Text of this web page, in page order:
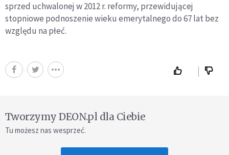
sprzed uchwalonej w 2012 r. reformy, przewidującej
stopniowe podnoszenie wieku emerytalnego do 67 lat bez
względu na płeć.
Tworzymy DEON.pl dla Ciebie
Tu możesz nas wesprzeć.